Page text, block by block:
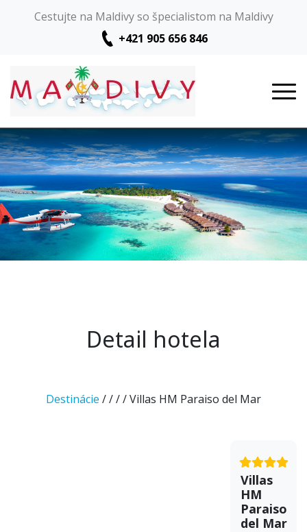
Cestujte na Maldivy so špecialistom na Maldivy
+421 905 656 846
Detail hotela
Destinácie //// Villas HM Paraiso del Mar
Villas
HM
Paraiso
del Mar